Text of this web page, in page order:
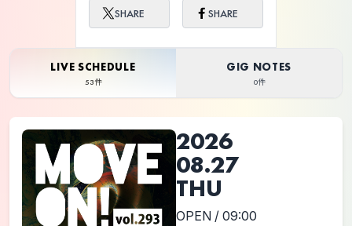
SHARE SHARE
LIVE SCHEDULE
53件
GIG NOTES
0件
2026
08.27
THU
OPEN / 09:00